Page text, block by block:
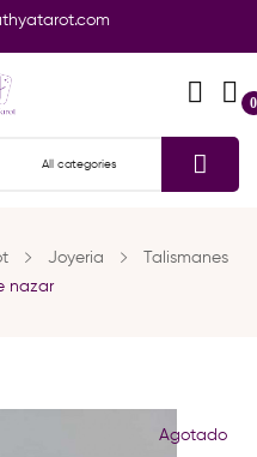
0
Joyeria
Talismanes
nazar
Agotado